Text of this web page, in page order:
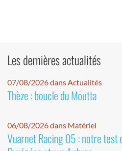
Les dernières actualités
07/08/2026 dans Actualités
Thèze : boucle du Moutta
06/08/2026 dans Matériel
Vuarnet Racing 05 : notre test